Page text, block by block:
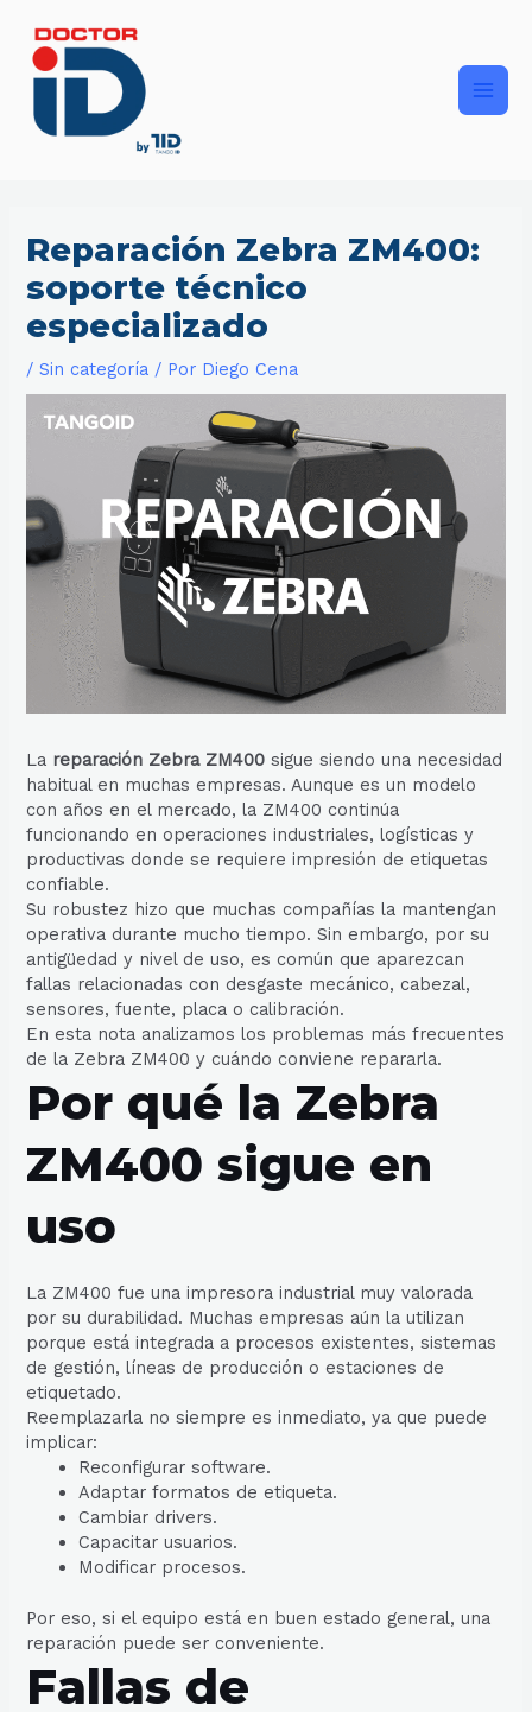
contenido
Reparación Zebra ZM400:
soporte técnico
especializado
/Sin categoría / Por Diego Cena
La reparación Zebra ZM400 sigue siendo una necesidad
habitual en muchas empresas. Aunque es un modelo
con años en el mercado, la ZM400 continúa
funcionando en operaciones industriales, logísticas y
productivas donde se requiere impresión de etiquetas
confiable.
Su robustez hizo que muchas compañías la mantengan
operativa durante mucho tiempo. Sin embargo, por su
antigüedad y nivel de uso, es común que aparezcan
fallas relacionadas con desgaste mecánico, cabezal,
sensores, fuente, placa o calibración.
En esta nota analizamos los problemas más frecuentes
de la Zebra ZM400 y cuándo conviene repararla.
Por qué la Zebra
ZM400 sigue en
uso
La ZM400 fue una impresora industrial muy valorada
por su durabilidad. Muchas empresas aún la utilizan
porque está integrada a procesos existentes, sistemas
de gestión, líneas de producción o estaciones de
etiquetado.
Reemplazarla no siempre es inmediato, ya que puede
implicar:
Reconfigurar software.
Adaptar formatos de etiqueta.
Cambiar drivers.
Capacitar usuarios.
Modificar procesos.
Por eso, si el equipo está en buen estado general, una
reparación puede ser conveniente.
Fallas de